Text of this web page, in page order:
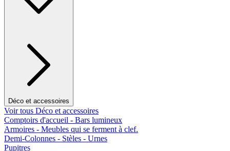
Déco et accessoires
Voir tous Déco et accessoires
Comptoirs d'accueil - Bars lumineux
Armoires - Meubles qui se ferment à clef.
Demi-Colonnes - Stèles - Urnes
Pupitres